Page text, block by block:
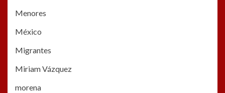
Menores
México
Migrantes
Miriam Vázquez
morena